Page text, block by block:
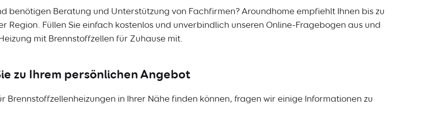
benötigen Beratung und Unterstützung von Fachfirmen? Aroundhome empfiehlt Ihnen bis zu
Region. Füllen Sie einfach kostenlos und unverbindlich unseren Online-Fragebogen aus und
mit Brennstoffzellen für Zuhause mit.
zu Ihrem persönlichen Angebot
in Ihrer Nähe finden können, fragen wir einige Informationen zu